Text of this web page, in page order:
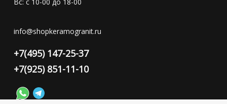
Вс: с 10-00 до 18-00
info@shopkeramogranit.ru
+7(495) 147-25-37
+7(925) 851-11-10